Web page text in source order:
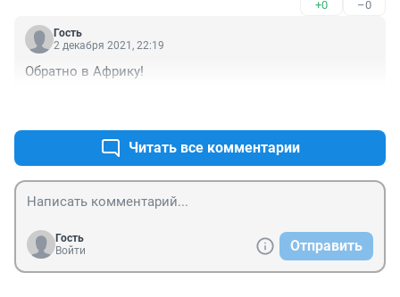
+0 –0
Гость
2 декабря 2021, 22:19
Обратно в Африку!
Читать все комментарии
Гость
Войти
Отправить